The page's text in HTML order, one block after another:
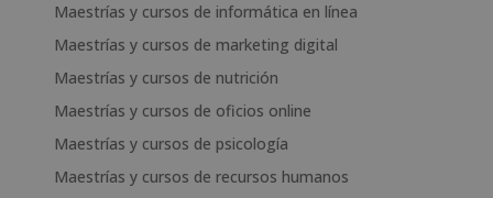
Maestrías y cursos de informática en línea
Maestrías y cursos de marketing digital
Maestrías y cursos de nutrición
Maestrías y cursos de oficios online
Maestrías y cursos de psicología
Maestrías y cursos de recursos humanos